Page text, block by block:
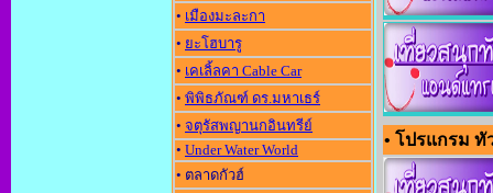
• เมืองมะละกา
• ยะโฮบารู
• เคเลิ้ลคา Cable Car
• พิพิธภัณฑ์ ดร.มหาเธร์
• จตุรัสพญานกอินทรีย์
• Under Water World
• ตลาดกัวฮ์
• โปรแกรม ทั